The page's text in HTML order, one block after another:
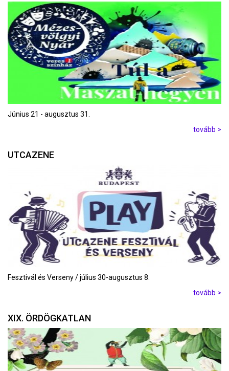
Június 21 - augusztus 31.
tovább >
UTCAZENE
Fesztivál és Verseny / július 30-augusztus 8.
tovább >
XIX. ÖRDÖGKATLAN